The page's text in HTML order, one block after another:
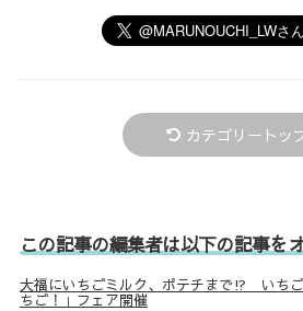
カテゴリートッ
この記事の編集者は以下の記事を
大福にいちごミルク、ポテチまで⁉ いち
ちご！」フェア開催